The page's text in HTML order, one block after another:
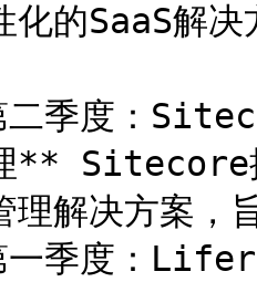
化的SaaS解
季度：
** Sitecore
理解决方案，
一季度：